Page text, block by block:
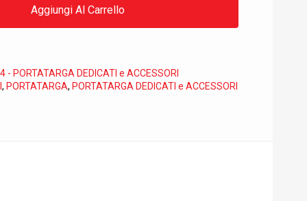
Aggiungi Al Carrello
- PORTATARGA DEDICATI e ACCESSORI
, PORTATARGA, PORTATARGA DEDICATI e ACCESSORI